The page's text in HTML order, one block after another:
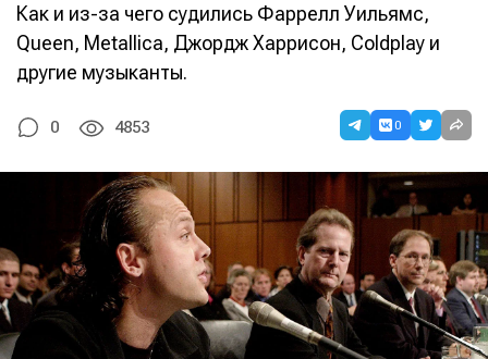
Как и из-за чего судились Фаррелл Уильямс,
Queen, Metallica, Джордж Харрисон, Coldplay и
другие музыканты.
0 4853 0